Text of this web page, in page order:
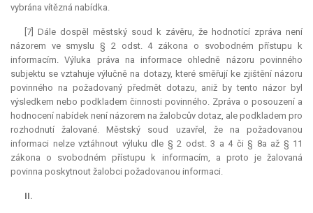
vybrána vítězná nabídka.
[7] Dále dospěl městský soud k závěru, že hodnotící zpráva není
názorem ve smyslu § 2 odst. 4 zákona o svobodném přístupu k
informacím. Výluka práva na informace ohledně názoru povinného
subjektu se vztahuje výlučně na dotazy, které směřují ke zjištění názoru
povinného na požadovaný předmět dotazu, aniž by tento názor byl
výsledkem nebo podkladem činnosti povinného. Zpráva o posouzení a
hodnocení nabídek není názorem na žalobcův dotaz, ale podkladem pro
rozhodnutí žalované. Městský soud uzavřel, že na požadovanou
informaci nelze vztáhnout výluku dle § 2 odst. 3 a 4 či § 8a až § 11
zákona o svobodném přístupu k informacím, a proto je žalovaná
povinna poskytnout žalobci požadovanou informaci.
II.